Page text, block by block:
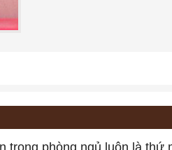
trong phòng ngủ luôn là